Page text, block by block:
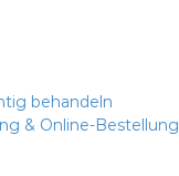
behandeln
& Online-Bestellung